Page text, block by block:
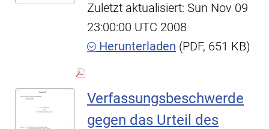
Zuletzt aktualisiert: Sun Nov 09
23:00:00 UTC 2008
Herunterladen (PDF, 651 KB)
Verfassungsbeschwerde
gegen das Urteil des